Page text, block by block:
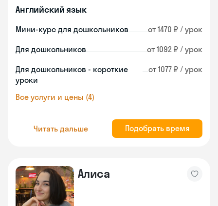
Английский язык
Мини-курс для дошкольников от 1470 ₽ / урок
Для дошкольников от 1092 ₽ / урок
Для дошкольников - короткие
уроки
от 1077 ₽ / урок
Все услуги и цены (4)
Читать дальше Подобрать время
Алиса